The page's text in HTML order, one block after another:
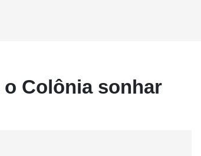
Colônia sonhar